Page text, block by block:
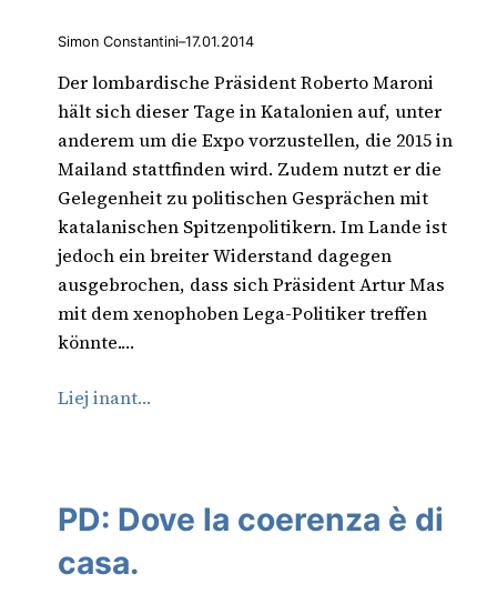
Simon Constantini–17.01.2014
Der lombardische Präsident Roberto Maroni
hält sich dieser Tage in Katalonien auf, unter
anderem um die Expo vorzustellen, die 2015 in
Mailand stattfinden wird. Zudem nutzt er die
Gelegenheit zu politischen Gesprächen mit
katalanischen Spitzenpolitikern. Im Lande ist
jedoch ein breiter Widerstand dagegen
ausgebrochen, dass sich Präsident Artur Mas
mit dem xenophoben Lega-Politiker treffen
könnte.…
Liej inant…
PD: Dove la coerenza è di
casa.